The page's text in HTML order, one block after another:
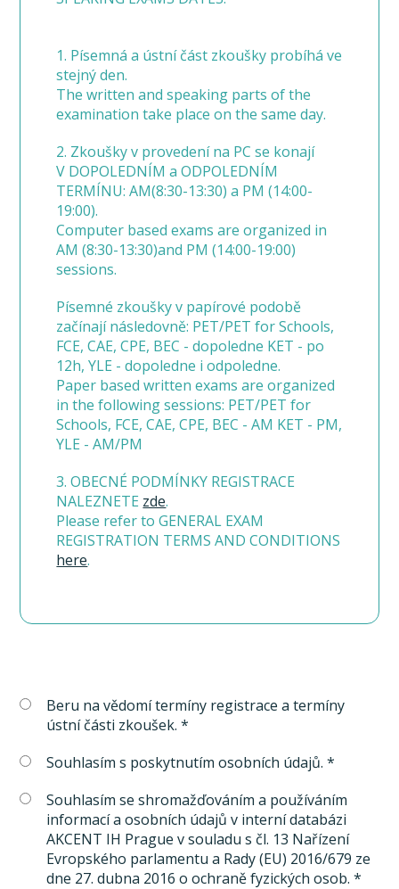
1. Písemná a ústní část zkoušky probíhá ve
stejný den.
The written and speaking parts of the
examination take place on the same day.
2. Zkoušky v provedení na PC se konají
V DOPOLEDNÍM a ODPOLEDNÍM
TERMÍNU: AM(8:30-13:30) a PM (14:00-
19:00).
Computer based exams are organized in
AM (8:30-13:30)and PM (14:00-19:00)
sessions.
Písemné zkoušky v papírové podobě
začínají následovně: PET/PET for Schools,
FCE, CAE, CPE, BEC - dopoledne KET - po
12h, YLE - dopoledne i odpoledne.
Paper based written exams are organized
in the following sessions: PET/PET for
Schools, FCE, CAE, CPE, BEC - AM KET - PM,
YLE - AM/PM
3. OBECNÉ PODMÍNKY REGISTRACE
NALEZNETE zde.
Please refer to GENERAL EXAM
REGISTRATION TERMS AND CONDITIONS
here.
Beru na vědomí termíny registrace a termíny
ústní části zkoušek. *
Souhlasím s poskytnutím osobních údajů. *
Souhlasím se shromažďováním a používáním
informací a osobních údajů v interní databázi
AKCENT IH Prague v souladu s čl. 13 Nařízení
Evropského parlamentu a Rady (EU) 2016/679 ze
dne 27. dubna 2016 o ochraně fyzických osob. *